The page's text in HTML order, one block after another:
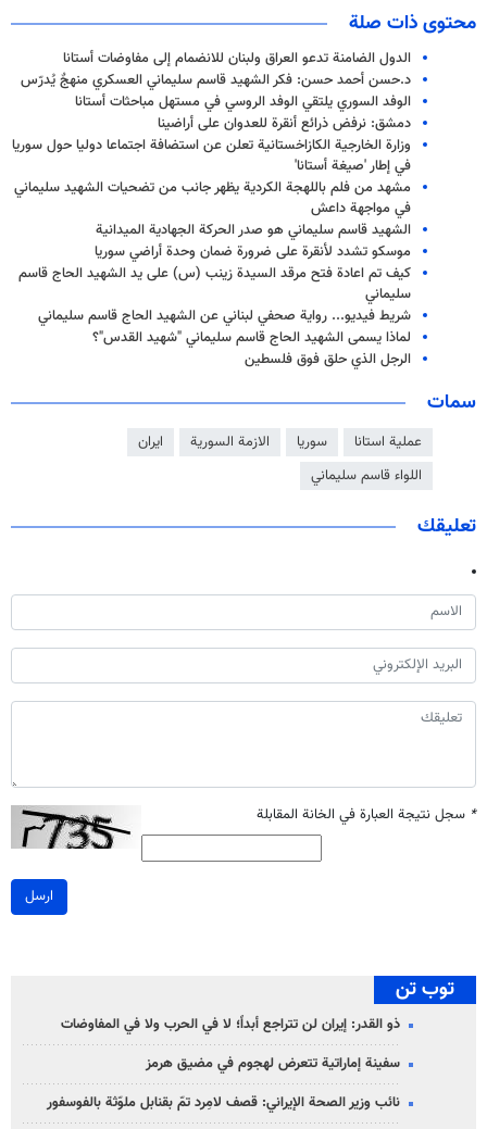
محتوى ذات صلة
الدول الضامنة تدعو العراق ولبنان للانضمام إلى مفاوضات أستانا
د.حسن أحمد حسن: فكر الشهيد قاسم سليماني العسكري منهجٌ يُدرّس
الوفد السوري يلتقي الوفد الروسي في مستهل مباحثات أستانا
دمشق: نرفض ذرائع أنقرة للعدوان على أراضينا
وزارة الخارجية الكازاخستانية تعلن عن استضافة اجتماعا دوليا حول سوريا
في إطار 'صيغة أستانا'
مشهد من فلم باللهجة الكردية يظهر جانب من تضحيات الشهيد سليماني
في مواجهة داعش
الشهيد قاسم سليماني هو صدر الحركة الجهادية الميدانية
موسكو تشدد لأنقرة على ضرورة ضمان وحدة أراضي سوريا
کیف تم اعادة فتح مرقد السیدة زینب (س) علی ید الشهيد الحاج قاسم
سليماني
شريط فيديو... رواية صحفي لبناني عن الشهيد الحاج قاسم سليماني
لماذا يسمى الشهيد الحاج قاسم سليماني "شهيد القدس"؟
الرجل الذي حلق فوق فلسطین
سمات
عملية استانا سوريا الازمة السورية
ايران
اللواء قاسم سليماني
تعليقك
* سجل نتيجة العبارة في الخانة المقابلة
ارسل
توب تن
ذو القدر: إيران لن تتراجع أبداً؛ لا في الحرب ولا في المفاوضات
سفينة إماراتية تتعرض لهجوم في مضيق هرمز
نائب وزير الصحة الإيراني: قصف لامِرد تمّ بقنابل ملوّثة بالفوسفور